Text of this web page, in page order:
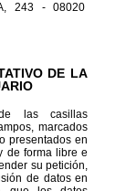
243  -  08020
DE LA
las casillas
marcados
presentados en
de forma libre e
su petición,
de datos en